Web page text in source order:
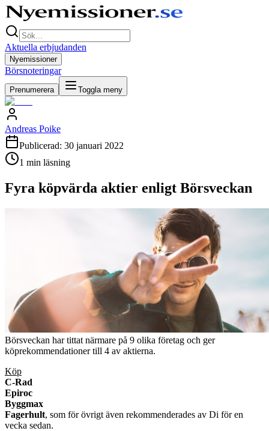
Aktuella erbjudanden
Nyemissioner
Börsnoteringar
Prenumerera Toggla meny
Andreas Poike
Publicerad: 30 januari 2022
1 min läsning
Fyra köpvärda aktier enligt Börsveckan
Börsveckan har tittat närmare på 9 olika företag och ger
köprekommendationer till 4 av aktierna.
Köp
C-Rad
Epiroc
Byggmax
Fagerhult, som för övrigt även rekommenderades av Di för en
vecka sedan.